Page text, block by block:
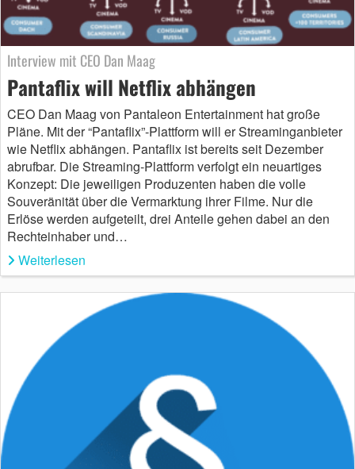
Interview mit CEO Dan Maag
Pantaflix will Netflix abhängen
CEO Dan Maag von Pantaleon Entertainment hat große
Pläne. Mit der “Pantaflix”-Plattform will er Streaminganbieter
wie Netflix abhängen. Pantaflix ist bereits seit Dezember
abrufbar. Die Streaming-Plattform verfolgt ein neuartiges
Konzept: Die jeweiligen Produzenten haben die volle
Souveränität über die Vermarktung ihrer Filme. Nur die
Erlöse werden aufgeteilt, drei Anteile gehen dabei an den
Rechteinhaber und…
Weiterlesen